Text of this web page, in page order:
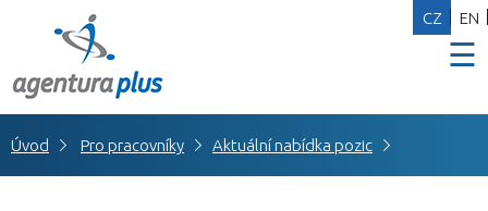
☰
CZ EN
Úvod Pro pracovníky Aktuální nabídka pozic